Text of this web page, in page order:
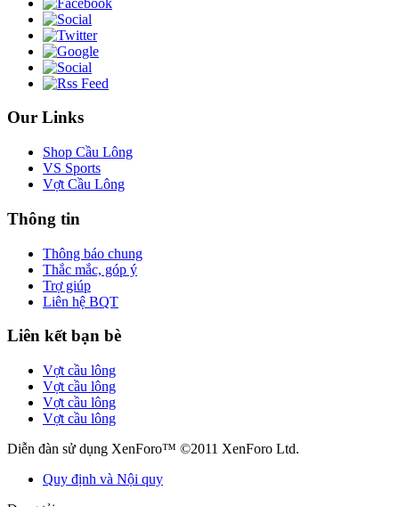
Our Links
Shop Cầu Lông
VS Sports
Vợt Cầu Lông
Thông tin
Thông báo chung
Thắc mắc, góp ý
Trợ giúp
Liên hệ BQT
Liên kết bạn bè
Vợt cầu lông
Vợt cầu lông
Vợt cầu lông
Vợt cầu lông
Diễn đàn sử dụng XenForo™ ©2011 XenForo Ltd.
Quy định và Nội quy